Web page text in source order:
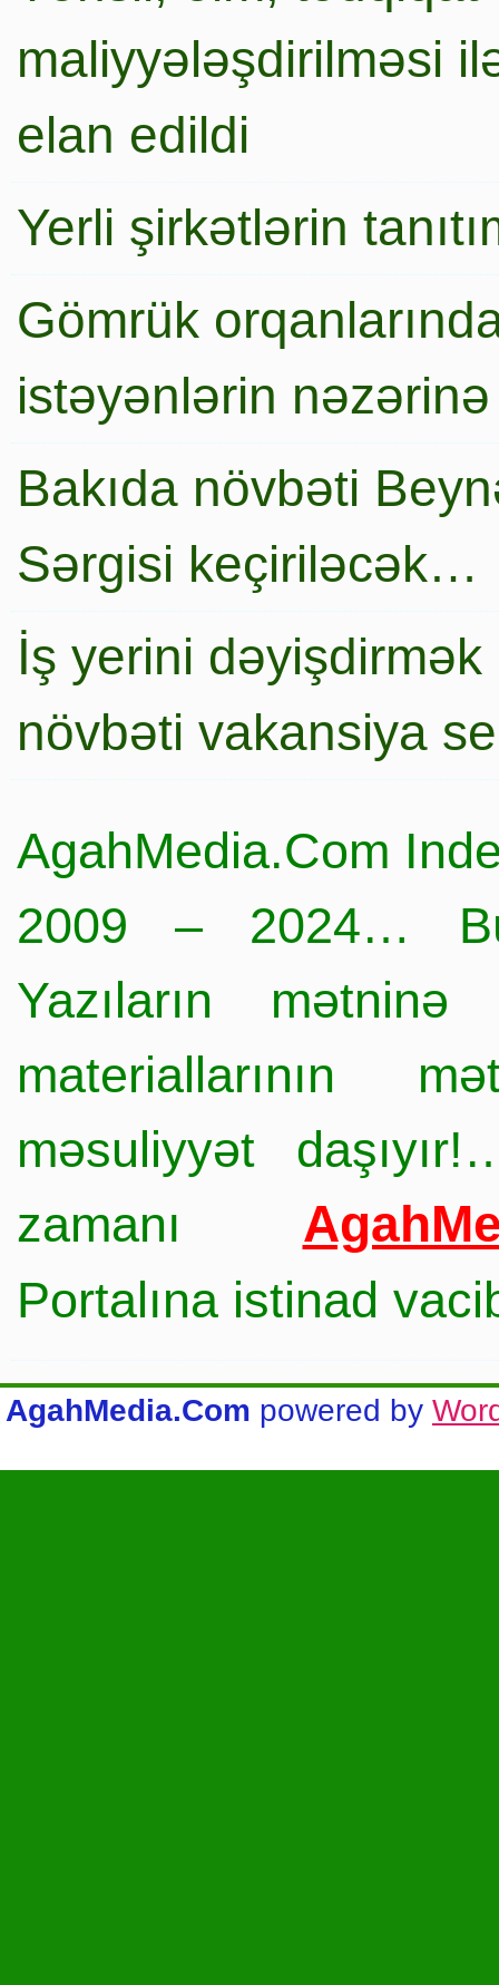
maliyyələşdirilməsi
elan edildi
Yerli şirkətlərin
Gömrük
istəyənlərin nəzərinə
Bakıda növbəti
Sərgisi keçiriləcək…
İş yerini
növbəti vakansiya
AgahMedia.Com
2009 – 2024…
Yazıların
materiallarının
məsuliyyət
zamanı
Portalına istinad
AgahMedia.Com powered by